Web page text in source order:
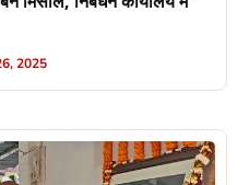
2025